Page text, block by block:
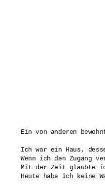
Ein von anderen
Ich war ein Haus,
Wenn ich den Zugang
Mit der Zeit glaubte
Heute habe ich keine